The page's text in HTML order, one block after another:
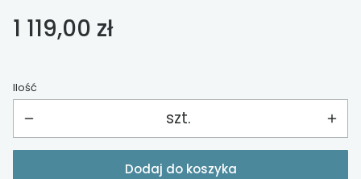
Cena
1 119,00 zł
Ilość
szt.
Dodaj do koszyka